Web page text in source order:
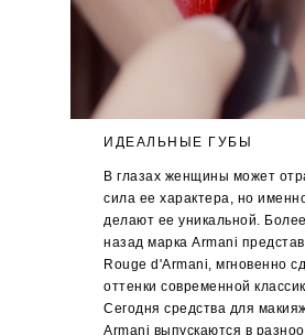
ИДЕАЛЬНЫЕ ГУБЫ
В глазах женщины может
сила ее характера, но
делают ее уникальной.
назад марка Armani
Rouge d'Armani, мгновенно
оттенки современной
Сегодня средства для
Armani выпускаются в